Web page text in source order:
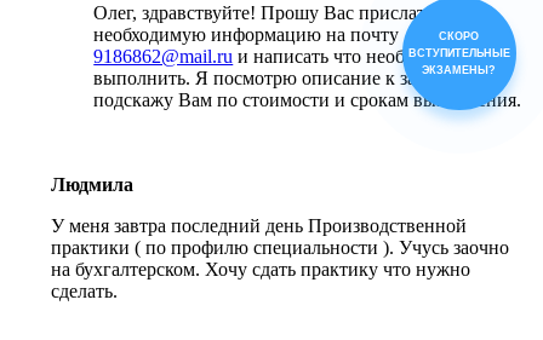
Олег, здравствуйте! Прошу Вас прислать всю
необходимую информацию на почту
9186862@mail.ru и написать что необходимо
выполнить. Я посмотрю описание к заданиям и
подскажу Вам по стоимости и срокам выполнения.
Людмила
У меня завтра последний день Производственной
практики ( по профилю специальности ). Учусь заочно
на бухгалтерском. Хочу сдать практику что нужно
сделать.
СКОРО
ВСТУПИТЕЛЬНЫЕ
ЭКЗАМЕНЫ?